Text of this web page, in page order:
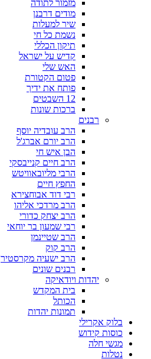
מזמור לתודה
מודים דרבנן
שיר למעלות
נשמת כל חי
תיקון הכללי
קדיש על ישראל
האש שלי
פטום הקטורת
פותח את ידיך
12 השבטים
ברכות שונות
רבנים
הרב עובדיה יוסף
הרב יורם אברג'ל
הבן איש חי
הרב חיים קנייבסקי
הרבי מליובאוויטש
החפץ חיים
רבי דוד אבוחצירא
הרב מרדכי אליהו
הרב יצחק כדורי
רבי שמעון בר יוחאי
הרב שטיינמן
הרב קוק
הרב ישעיה מקרסטיר
רבנים שונים
יהדות ויודאיקה
בית המקדש
הכותל
תמונות יהדות
בלוק אקרילי
כוסות קידוש
מגשי חלה
נטלות